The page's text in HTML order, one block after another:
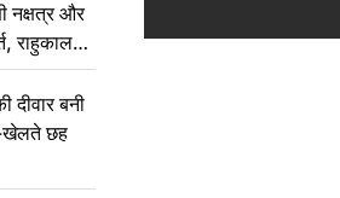
नक्षत्र और
राहुकाल
बनी
खेलते छह